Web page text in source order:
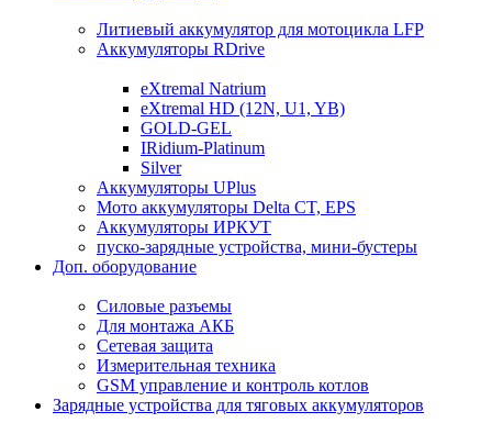
Литиевый аккумулятор для мотоцикла LFP
Аккумуляторы RDrive
eXtremal Natrium
eXtremal HD (12N, U1, YB)
GOLD-GEL
IRidium-Platinum
Silver
Аккумуляторы UPlus
Мото аккумуляторы Delta CT, EPS
Аккумуляторы ИРКУТ
пуско-зарядные устройства, мини-бустеры
Доп. оборудование
Силовые разъемы
Для монтажа АКБ
Сетевая защита
Измерительная техника
GSM управление и контроль котлов
Зарядные устройства для тяговых аккумуляторов